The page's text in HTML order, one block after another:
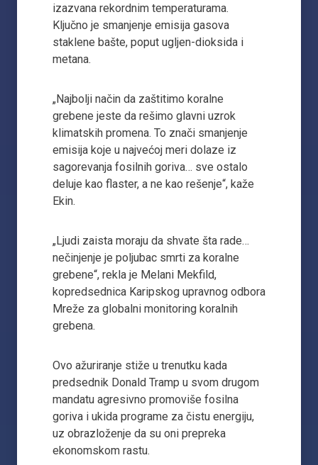
izazvana rekordnim temperaturama.
Ključno je smanjenje emisija gasova
staklene bašte, poput ugljen-dioksida i
metana.
„Najbolji način da zaštitimo koralne
grebene jeste da rešimo glavni uzrok
klimatskih promena. To znači smanjenje
emisija koje u najvećoj meri dolaze iz
sagorevanja fosilnih goriva… sve ostalo
deluje kao flaster, a ne kao rešenje“, kaže
Ekin.
„Ljudi zaista moraju da shvate šta rade…
nečinjenje je poljubac smrti za koralne
grebene“, rekla je Melani Mekfild,
kopredsednica Karipskog upravnog odbora
Mreže za globalni monitoring koralnih
grebena.
Ovo ažuriranje stiže u trenutku kada
predsednik Donald Tramp u svom drugom
mandatu agresivno promoviše fosilna
goriva i ukida programe za čistu energiju,
uz obrazloženje da su oni prepreka
ekonomskom rastu.